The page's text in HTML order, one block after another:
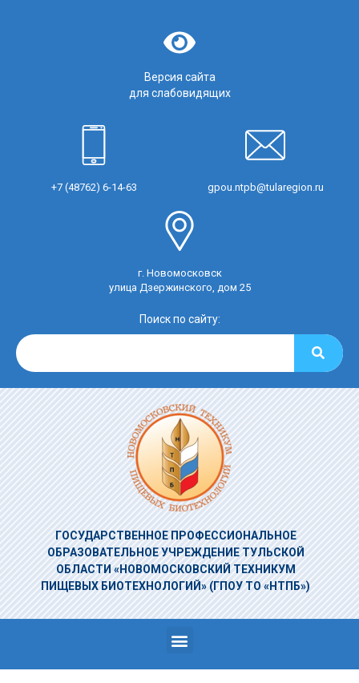
Версия сайта
для слабовидящих
+7 (48762) 6-14-63 gpou.ntpb@tularegion.ru
г. Новомосковск
улица Дзержинского, дом 25
Поиск по сайту:
ГОСУДАРСТВЕННОЕ ПРОФЕССИОНАЛЬНОЕ
ОБРАЗОВАТЕЛЬНОЕ УЧРЕЖДЕНИЕТУЛЬСКОЙ
ОБЛАСТИ «НОВОМОСКОВСКИЙ ТЕХНИКУМ
ПИЩЕВЫХ БИОТЕХНОЛОГИЙ» (ГПОУ ТО «НТПБ»)